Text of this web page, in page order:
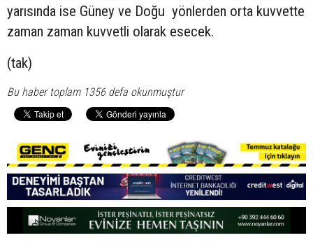
yarısında ise Güney ve Doğu yönlerden orta kuvvette
zaman zaman kuvvetli olarak esecek.
(tak)
Bu haber toplam 1356 defa okunmuştur